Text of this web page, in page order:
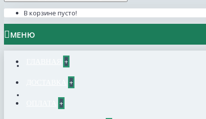
В корзине пусто!
МЕНЮ
+
+
+